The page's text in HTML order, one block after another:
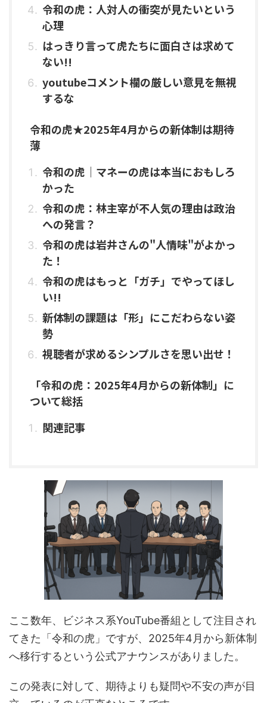
令和の虎：人対人の衝突が見たいという
心理
はっきり言って虎たちに面白さは求めて
ない!!
youtubeコメント欄の厳しい意見を無視
するな
令和の虎★2025年4月からの新体制は期待
薄
令和の虎｜マネーの虎は本当におもしろ
かった
令和の虎：林主宰が不人気の理由は政治
への発言？
令和の虎は岩井さんの"人情味"がよかっ
た！
令和の虎はもっと「ガチ」でやってほし
い!!
新体制の課題は「形」にこだわらない姿
勢
視聴者が求めるシンプルさを思い出せ！
「令和の虎：2025年4月からの新体制」に
ついて総括
関連記事
ここ数年、ビジネス系YouTube番組として注目され
てきた「令和の虎」ですが、2025年4月から新体制
へ移行するという公式アナウンスがありました。
この発表に対して、期待よりも疑問や不安の声が目